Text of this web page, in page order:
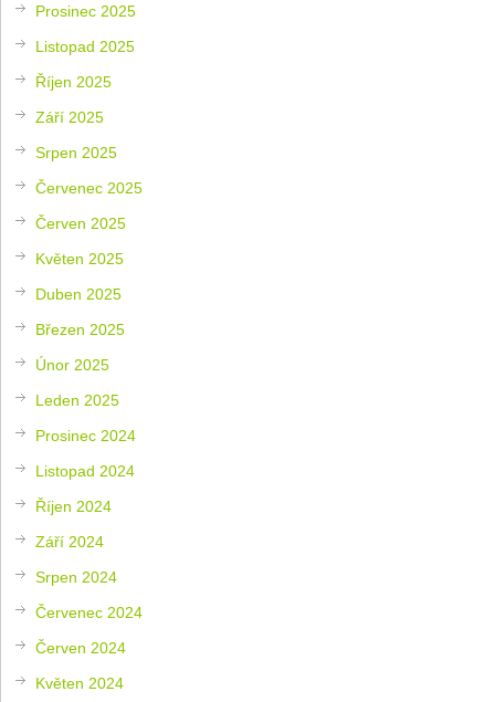
Prosinec 2025
Listopad 2025
Říjen 2025
Září 2025
Srpen 2025
Červenec 2025
Červen 2025
Květen 2025
Duben 2025
Březen 2025
Únor 2025
Leden 2025
Prosinec 2024
Listopad 2024
Říjen 2024
Září 2024
Srpen 2024
Červenec 2024
Červen 2024
Květen 2024